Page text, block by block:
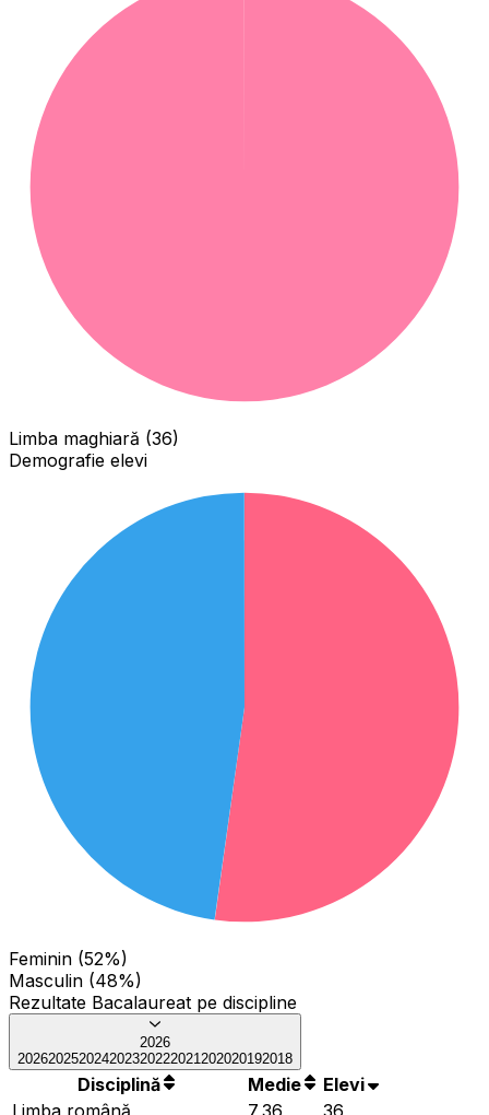
Limba maghiară (36)
Demografie elevi
Feminin (52%)
Masculin (48%)
Rezultate Bacalaureat pe discipline
2026
202620252024202320222021 202020192018
Disciplină Medie
Elevi
Limba română
7,36 36